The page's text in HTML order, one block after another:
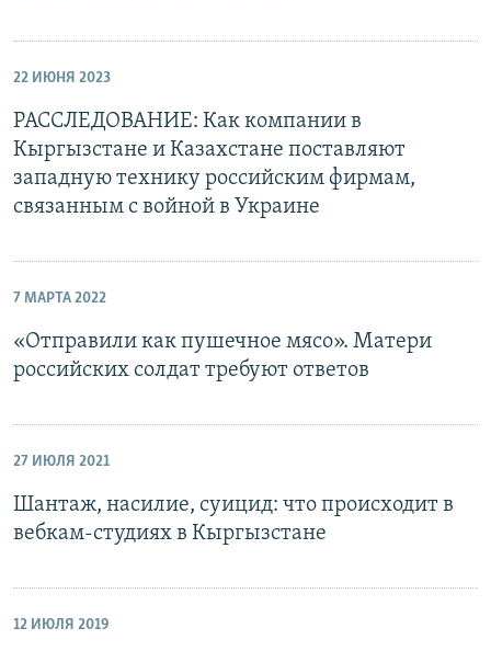
22 ИЮНЯ 2023
РАССЛЕДОВАНИЕ: Как компании в
Кыргызстане и Казахстане поставляют
западную технику российским фирмам,
связанным с войной в Украине
7 МАРТА 2022
«Отправили как пушечное мясо». Матери
российских солдат требуют ответов
27 ИЮЛЯ 2021
Шантаж, насилие, суицид: что происходит в
вебкам-студиях в Кыргызстане
12 ИЮЛЯ 2019